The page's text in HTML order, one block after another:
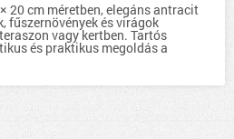
20 cm méretben, elegáns antracit
fűszernövények és virágok
vagy kertben. Tartós
és praktikus megoldás a